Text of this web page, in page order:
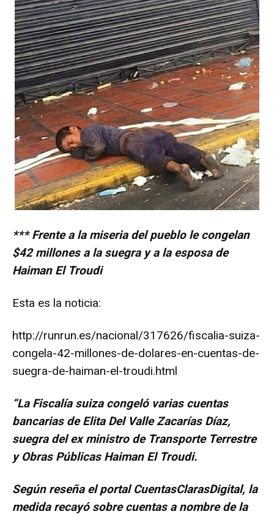
*** Frente a la miseria del pueblo le congelan
$42 millones a la suegra y a la esposa de
Haiman El Troudi
Esta es la noticia:
http://runrun.es/nacional/317626/fiscalia-suiza-
congela-42-millones-de-dolares-en-cuentas-de-
suegra-de-haiman-el-troudi.html
“La Fiscalía suiza congeló varias cuentas
bancarias de Elita Del Valle Zacarías Díaz,
suegra del ex ministro de Transporte Terrestre
y Obras Públicas Haiman El Troudi.
Según reseña el portal CuentasClarasDigital, la
medida recayó sobre cuentas a nombre de la